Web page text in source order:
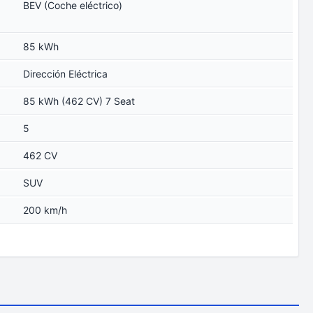
BEV (Coche eléctrico)
85 kWh
Dirección Eléctrica
85 kWh (462 CV) 7 Seat
5
462 CV
SUV
200 km/h